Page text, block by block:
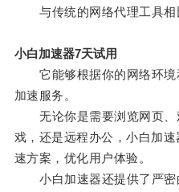
与传统的网络代理工具相
小白加速器7天试用
它能够根据你的网络环境
加速服务。
无论你是需要浏览网页、
戏，还是远程办公，小白加
速方案，优化用户体验。
小白加速器还提供了严密